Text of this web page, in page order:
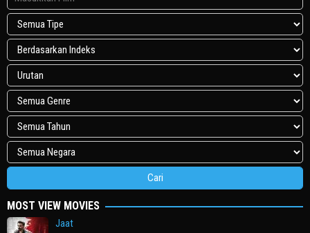
MOST VIEW MOVIES
Jaat